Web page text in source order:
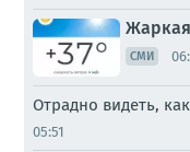
Жаркая
СМИ
Отрадно видеть, как
05:51